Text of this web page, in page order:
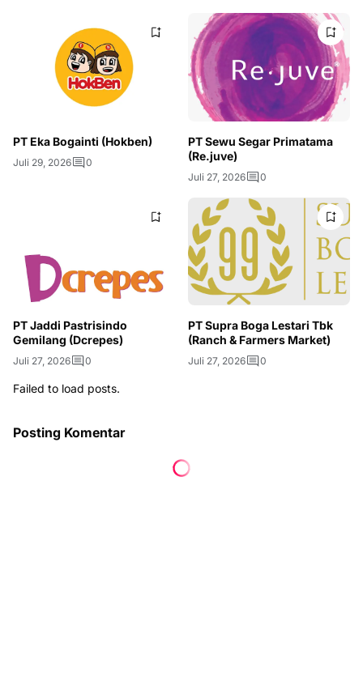
PT Eka Bogainti (Hokben)
Juli 29, 2026 0
PT Sewu Segar Primatama
(Re.juve)
Juli 27, 2026 0
PT Jaddi Pastrisindo
Gemilang (Dcrepes)
Juli 27, 2026 0
PT Supra Boga Lestari Tbk
(Ranch & Farmers Market)
Juli 27, 2026 0
Failed to load posts.
Posting Komentar